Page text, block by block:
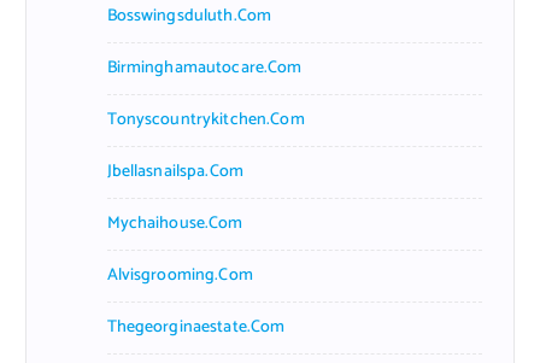
Bosswingsduluth.com
Birminghamautocare.com
Tonyscountrykitchen.com
Jbellasnailspa.com
Mychaihouse.com
Alvisgrooming.com
Thegeorginaestate.com